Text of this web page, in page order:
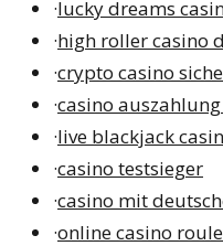
·lucky dreams
·high roller casino
·crypto casino
·casino
·live blackjack
·casino testsieger
·casino mit
·online casino